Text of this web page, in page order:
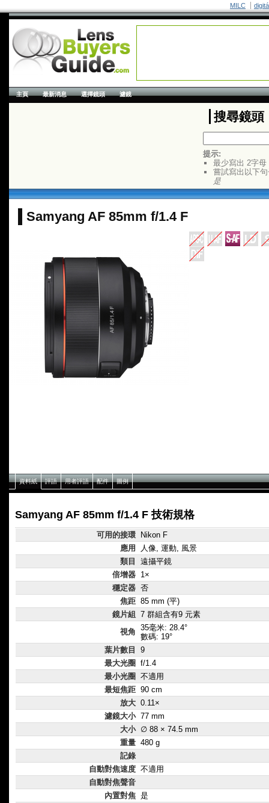
MILC
主頁 最新消息 選擇鏡頭 濾鏡
搜尋鏡頭
提示:
最少寫出 2字母
嘗試寫出以下
是
Samyang AF 85mm f/1.4 F
資料紙 評語 用者評語 配件 圖例
Samyang AF 85mm f/1.4 F 技術規格
可用的接環
Nikon F
應用
人像, 運動, 風景
類目
遠攝平鏡
倍增器 1×
穩定器 否
焦距 85 mm (平)
鏡片組
7 群組含有9 元素
視角 35毫米: 28.4°
數碼: 19°
葉片數目
9
最大光圈
f/1.4
最小光圈
不適用
最短焦距 90 cm
放大 0.11×
濾鏡大小 77 mm
大小 ∅ 88 × 74.5 mm
重量 480 g
記錄
自動對焦速度 不適用
自動對焦聲音
內置對焦 是